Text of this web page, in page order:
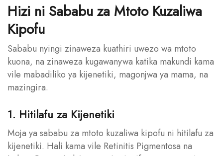
Hizi ni Sababu za Mtoto Kuzaliwa
Kipofu
Sababu nyingi zinaweza kuathiri uwezo wa mtoto
kuona, na zinaweza kugawanywa katika makundi kama
vile mabadiliko ya kijenetiki, magonjwa ya mama, na
mazingira.
1. Hitilafu za Kijenetiki
Moja ya sababu za mtoto kuzaliwa kipofu ni hitilafu za
kijenetiki. Hali kama vile Retinitis Pigmentosa na